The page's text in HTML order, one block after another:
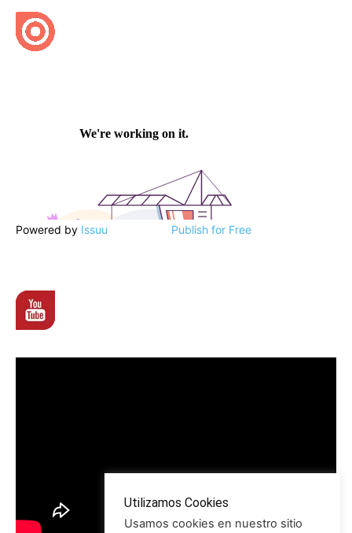
Powered by Issuu Publish for Free
Utilizamos Cookies
Usamos cookies en nuestro sitio